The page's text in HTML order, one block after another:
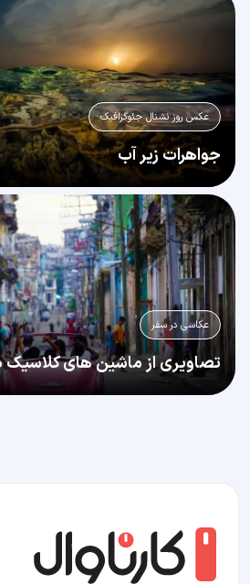
عکس روز نشنال جئوگرافیک
جواهرات زیر آب
عکاسی در سفر
تصاویری از ماشین های کلاسیک